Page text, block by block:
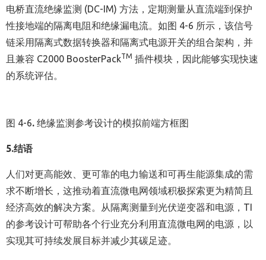
电桥直流绝缘监测 (DC-IM) 方法，定期测量从直流端到保护
性接地端的隔离电阻和绝缘漏电流。如图 4-6 所示，该信号
链采用隔离式数据转换器和隔离式电源开关的组合架构，并
且兼容 C2000 BoosterPackTM 插件模块，因此能够实现快速
的系统评估。
图 4-6. 绝缘监测参考设计的模拟前端方框图
5.结语
人们对更高能效、更可靠的电力输送和可再生能源集成的需
求不断增长，这推动着直流微电网领域积极探索更为精简且
经济高效的解决方案。从隔离测量到光伏逆变器和电源，TI
的参考设计可帮助各个行业充分利用直流微电网的电源，以
实现其可持续发展目标并减少其碳足迹。